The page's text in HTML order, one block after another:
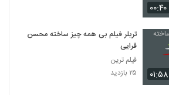
کیفیت عالی
فیلم ایرانی من کارگرم
۲,۱۲۳ بازدید
۰۰:۴۰
۰۱:۵۸
تریلر فیلم بی همه چیز ساخته محسن
قرایی
فیلم ترین
۲۵ بازدید